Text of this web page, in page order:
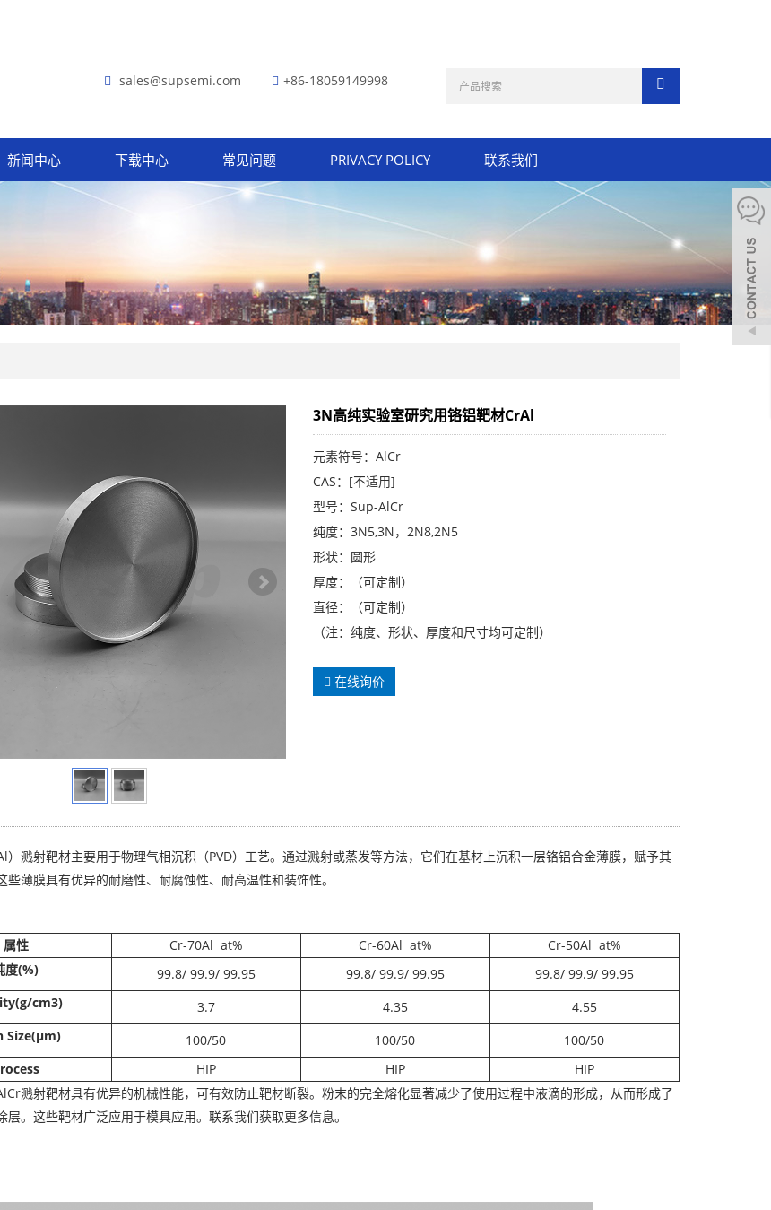
sales@supsemi.com +86-18059149998
新闻中心 下载中心 常见问题 PRIVACY POLICY 联系我们
3N高纯实验室研究用铬铝靶材CrAl
元素符号：AlCr
CAS：[不适用]
型号：Sup-AlCr
纯度：3N5,3N，2N8,2N5
形状：圆形
厚度：（可定制）
直径：（可定制）
（注：纯度、形状、厚度和尺寸均可定制）
在线询价
）溅射靶材主要用于物理气相沉积（PVD）工艺。通过溅射或蒸发等方法，它们在基材上沉积一层铬铝合金薄膜，赋予其
些薄膜具有优异的耐磨性、耐腐蚀性、耐高温性和装饰性。
属性 Cr-70Al at% Cr-60Al at%
Cr-50Al at%
度(%)
99.8/ 99.9/ 99.95 99.8/ 99.9/ 99.95
99.8/ 99.9/ 99.95
cm3)
3.7 4.35
4.55
Size(μm)
100/50 100/50
100/50
HIP HIP
HIP
溅射靶材具有优异的机械性能，可有效防止靶材断裂。粉末的完全熔化显著减少了使用过程中液滴的形成，从而形成了
层。这些靶材广泛应用于模具应用。联系我们获取更多信息。